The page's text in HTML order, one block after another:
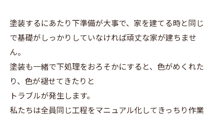
塗装するにあたり下準備が大事で、家を建てる時と同じ
で基礎がしっかりしていなければ頑丈な家が建ちませ
ん。
塗装も一緒で下処理をおろそかにすると、色がめくれた
り、色が褪せてきたりと
トラブルが発生します。
私たちは全員同じ工程をマニュアル化してきっちり作業